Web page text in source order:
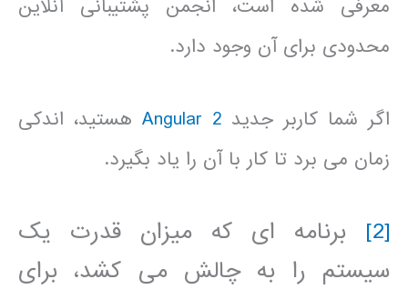
معرفی شده است، انجمن پشتیبانی آنلاین
محدودی برای آن وجود دارد.
اگر شما کاربر جدید Angular 2 هستید، اندکی
زمان می برد تا کار با آن را یاد بگیرد.
[2]
برنامه ای که میزان قدرت یک
سیستم را به چالش می کشد، برای